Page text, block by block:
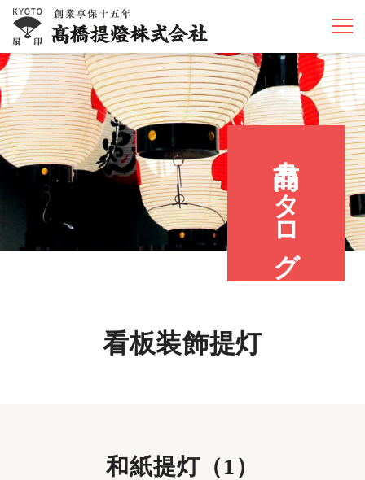
商品カタログ
看板装飾提灯
和紙提灯（1）